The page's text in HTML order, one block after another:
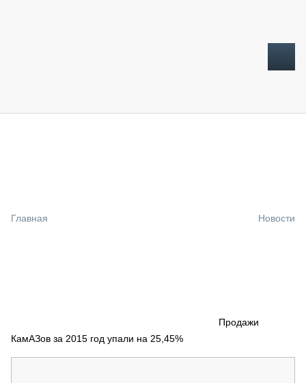
СПЕЦПРОЕКТЫ
Главная Новости
Продажи
КамАЗов за 2015 год упали на 25,45%